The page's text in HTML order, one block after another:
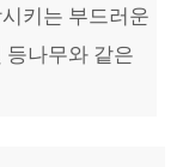
키는 부드러운
나무와 같은